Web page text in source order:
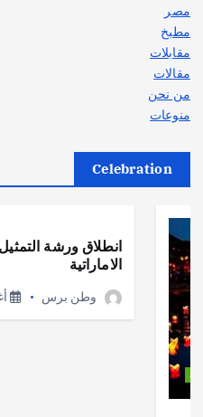
مصر
مطبخ
مقابلات
مقالات
من نحن
منوعات
Celebration
انطلاق ورشة
الاماراتية
وطن برس